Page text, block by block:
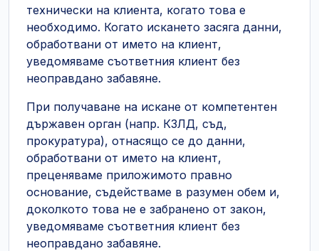
технически на клиента, когато това е
необходимо. Когато искането засяга данни,
обработвани от името на клиент,
уведомяваме съответния клиент без
неоправдано забавяне.
При получаване на искане от компетентен
държавен орган (напр. КЗЛД, съд,
прокуратура), отнасящо се до данни,
обработвани от името на клиент,
преценяваме приложимото правно
основание, съдействаме в разумен обем и,
доколкото това не е забранено от закон,
уведомяваме съответния клиент без
неоправдано забавяне.